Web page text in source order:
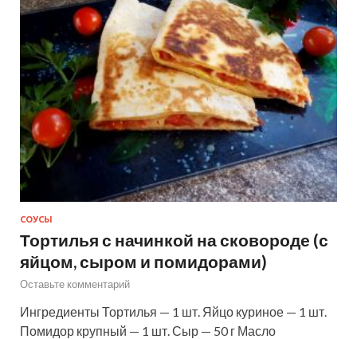
СОУСЫ
Тортилья с начинкой на сковороде (с
яйцом, сыром и помидорами)
Оставьте комментарий
Ингредиенты Тортилья — 1 шт. Яйцо куриное — 1 шт.
Помидор крупный — 1 шт. Сыр — 50 г Масло